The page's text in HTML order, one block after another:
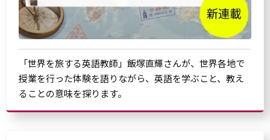
「世界を旅する英語教師」飯塚直輝さんが、世界各地で
授業を行った体験を語りながら、英語を学ぶこと、教え
ることの意味を探ります。